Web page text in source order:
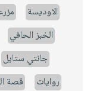
الاوديسة
الخبز الحافي
جانتي ستايل
روايات
قصة